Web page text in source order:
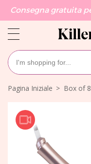
Consegna gratuita
Pagina Iniziale Box of